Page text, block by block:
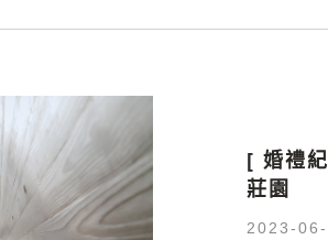
[ 婚禮
莊園
2023-06-